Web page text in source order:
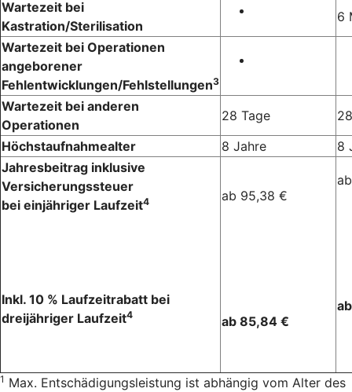
Wartezeit bei
Kastration/Sterilisation
6
Wartezeit bei Operationen
angeborener
Fehlentwicklungen/Fehlstellungen3
Wartezeit bei anderen
Operationen
28 Tage
Höchstaufnahmealter
8 Jahre
8
Jahresbeitrag inklusive
Versicherungssteuer
bei einjähriger Laufzeit4
Inkl. 10 % Laufzeitrabatt bei
dreijähriger Laufzeit4
ab 95,38 €
ab 85,84 €
1 Max. Entschädigungsleistung ist abhängig vom Alter des